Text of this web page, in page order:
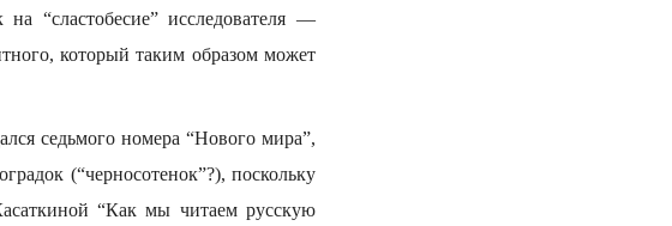
“сластобесие” исследователя —
который таким образом может
седьмого номера “Нового мира”,
(“черносотенок”?), поскольку
“Как мы читаем русскую